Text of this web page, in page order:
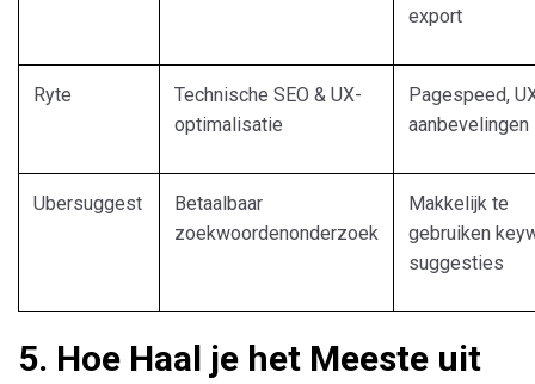
export
Ryte
Technische SEO & UX-
optimalisatie
Pagespeed,
aanbevelingen
Ubersuggest
Betaalbaar
zoekwoordenonderzoek
Makkelijk te
gebruiken
suggesties
5. Hoe Haal je het Meeste uit